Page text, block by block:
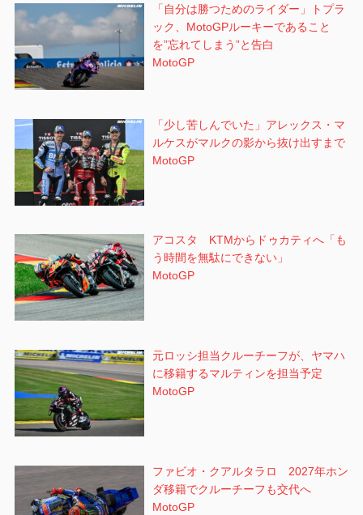
「自分は勝つためのライダー」トプラ
ック、MotoGPルーキーであること
を”忘れてしまう”と告白
MotoGP
「少し苦しんでいた」アレックス・マ
ルケスがマルクの影から抜け出すまで
MotoGP
アコスタ KTMからドゥカティへ「も
う時間を無駄にできない」
MotoGP
元ロッシ担当クルーチーフが、ヤマハ
に移籍するマルティンを担当予定
MotoGP
ファビオ・クアルタラロ 2027年ホン
ダ移籍でクルーチーフも交代へ
MotoGP